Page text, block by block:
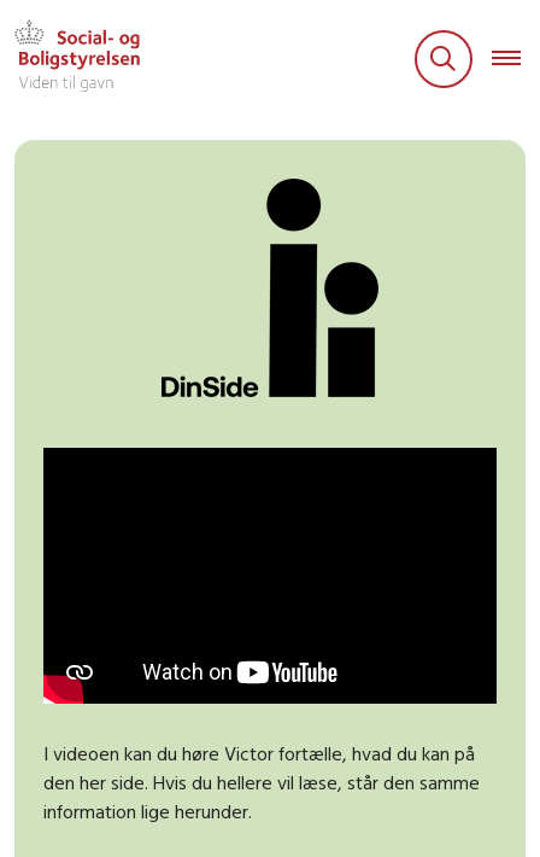
I videoen kan du høre Victor fortælle, hvad du kan på
den her side. Hvis du hellere vil læse, står den samme
information lige herunder.